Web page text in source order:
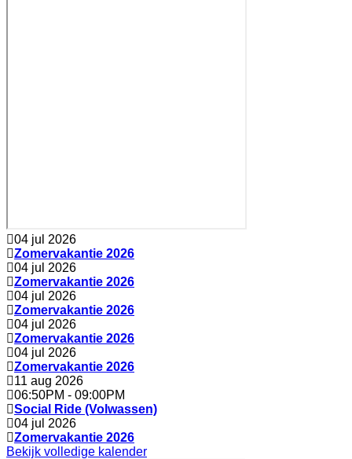
04 jul 2026
Zomervakantie 2026
04 jul 2026
Zomervakantie 2026
04 jul 2026
Zomervakantie 2026
04 jul 2026
Zomervakantie 2026
04 jul 2026
Zomervakantie 2026
11 aug 2026
06:50PM - 09:00PM
Social Ride (Volwassen)
04 jul 2026
Zomervakantie 2026
Bekijk volledige kalender